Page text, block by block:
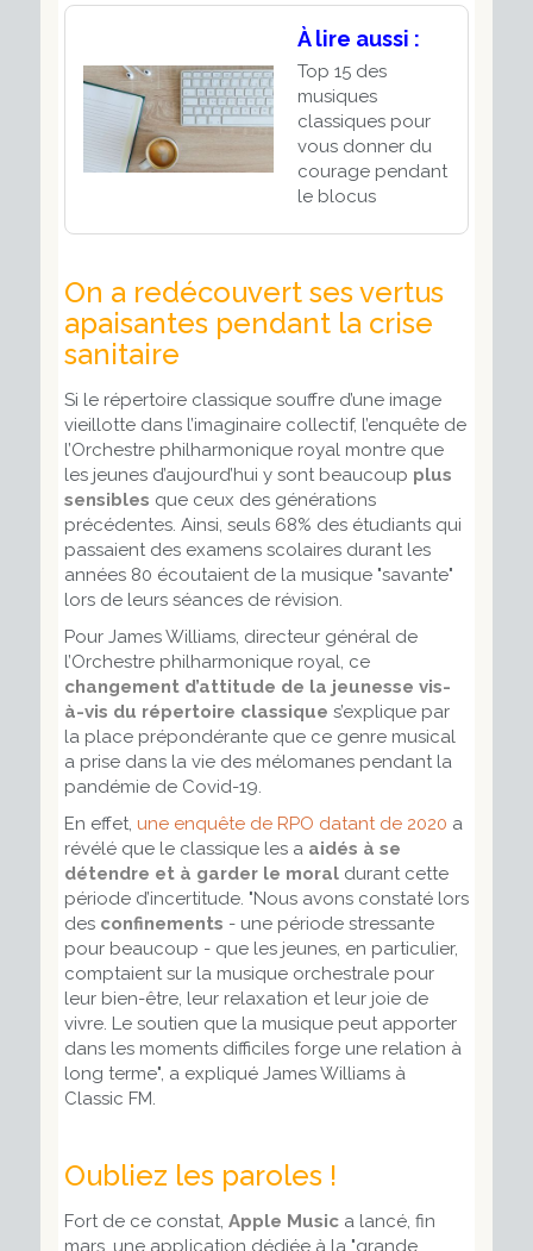
À lire aussi :
Top 15 des
musiques
classiques pour
vous donner du
courage pendant
le blocus
On a redécouvert ses vertus
apaisantes pendant la crise
sanitaire
Si le répertoire classique souffre d’une image
vieillotte dans l’imaginaire collectif, l’enquête de
l’Orchestre philharmonique royal montre que
les jeunes d’aujourd’hui y sont beaucoup plus
sensibles que ceux des générations
précédentes. Ainsi, seuls 68% des étudiants qui
passaient des examens scolaires durant les
années 80 écoutaient de la musique "savante"
lors de leurs séances de révision.
Pour James Williams, directeur général de
l’Orchestre philharmonique royal, ce
changement d’attitude de la jeunesse vis-
à-vis du répertoire classique s’explique par
la place prépondérante que ce genre musical
a prise dans la vie des mélomanes pendant la
pandémie de Covid-19.
En effet, une enquête de RPO datant de 2020 a
révélé que le classique les a aidés à se
détendre et à garder le moral durant cette
période d’incertitude. "Nous avons constaté lors
des confinements - une période stressante
pour beaucoup - que les jeunes, en particulier,
comptaient sur la musique orchestrale pour
leur bien-être, leur relaxation et leur joie de
vivre. Le soutien que la musique peut apporter
dans les moments difficiles forge une relation à
long terme", a expliqué James Williams à
Classic FM.
Oubliez les paroles !
Fort de ce constat, Apple Musica lancé, fin
mars, une application dédiée à la "grande